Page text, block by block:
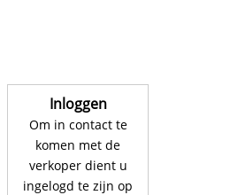
Inloggen
Om in contact te
komen met de
verkoper dient u
ingelogd te zijn op